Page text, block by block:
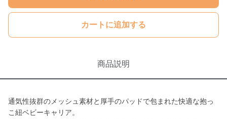
カートに追加する
商品説明
通気性抜群のメッシュ素材と厚手のパッドで包まれた快適な抱っ
こ紐ベビーキャリア。